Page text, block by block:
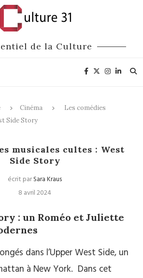
de la Culture
Cinéma
Les comédies
Side Story
musicales cultes : West
Side Story
écrit parSara Kraus
8 avril 2024
: un Roméo et Juliette
dans l’Upper West Side, un
à New York. Dans cet